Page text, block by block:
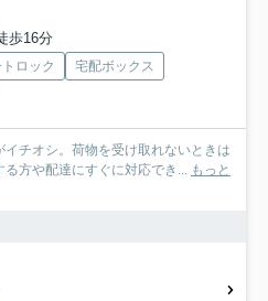
歩16分
ロック
宅配ボックス
イチオシ。荷物を受け取れないときは
方や配達にすぐに対応でき... もっと